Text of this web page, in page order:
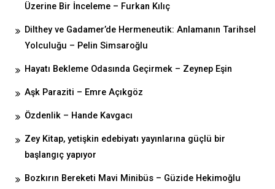
Üzerine Bir İnceleme – Furkan Kılıç
Dilthey ve Gadamer’de Hermeneutik: Anlamanın Tarihsel
Yolculuğu – Pelin Simsaroğlu
Hayatı Bekleme Odasında Geçirmek – Zeynep Eşin
Aşk Paraziti – Emre Açıkgöz
Özdenlik – Hande Kavgacı
Zey Kitap, yetişkin edebiyatı yayınlarına güçlü bir
başlangıç yapıyor
Bozkırın Bereketi Mavi Minibüs – Güzide Hekimoğlu